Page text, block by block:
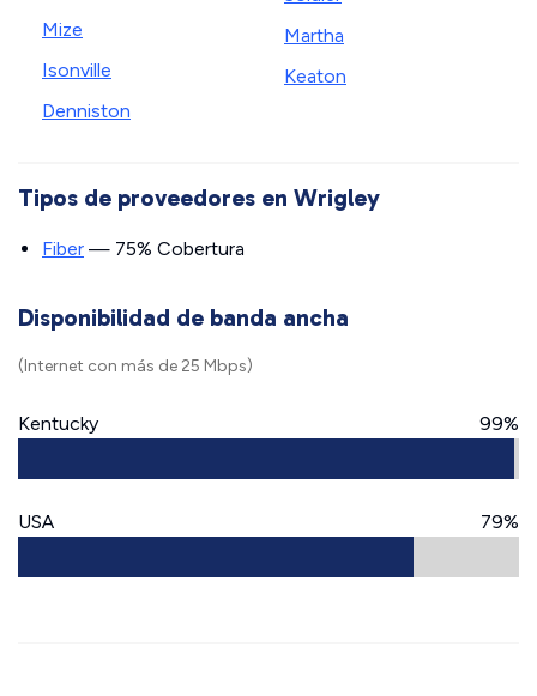
Mize
Isonville
Denniston
Martha
Keaton
Tipos de proveedores en Wrigley
Fiber — 75% Cobertura
Disponibilidad de banda ancha
(Internet con más de 25 Mbps)
Kentucky 99%
USA 79%